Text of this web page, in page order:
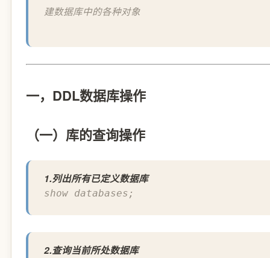
建数据库中的各种对象
一，DDL数据库操作
（一）库的查询操作
1.列出所有已定义数据库
show databases;
2.查询当前所处数据库